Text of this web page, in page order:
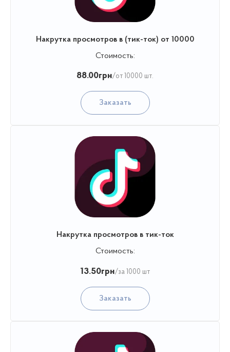
Накрутка просмотров в (тик-ток) от 10000
Стоимость:
88.00грн/от 10000 шт.
Заказать
Накрутка просмотров в тик-ток
Стоимость:
13.50грн/за 1000 шт
Заказать